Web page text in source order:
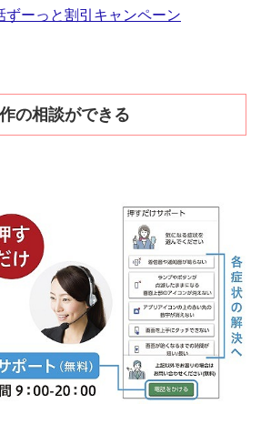
ずーっと割引キャンペーン
の相談ができる